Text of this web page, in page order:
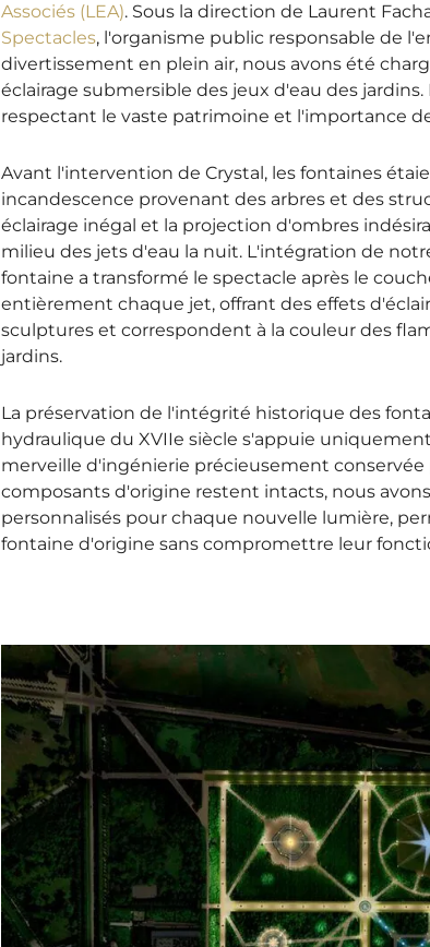
Associés (LEA). Sous la direction de Laurent
Spectacles, l'organisme public responsable de
divertissement en plein air, nous avons été
éclairage submersible des jeux d'eau des
respectant le vaste patrimoine et l'importance
Avant l'intervention de Crystal, les fontaines
incandescence provenant des arbres et des
éclairage inégal et la projection d'ombres
milieu des jets d'eau la nuit. L'intégration de
fontaine a transformé le spectacle après le
entièrement chaque jet, offrant des effets
sculptures et correspondent à la couleur des
jardins.
La préservation de l'intégrité historique des
hydraulique du XVIIe siècle s'appuie
merveille d'ingénierie précieusement conservée
composants d'origine restent intacts, nous
personnalisés pour chaque nouvelle lumière,
fontaine d'origine sans compromettre leur